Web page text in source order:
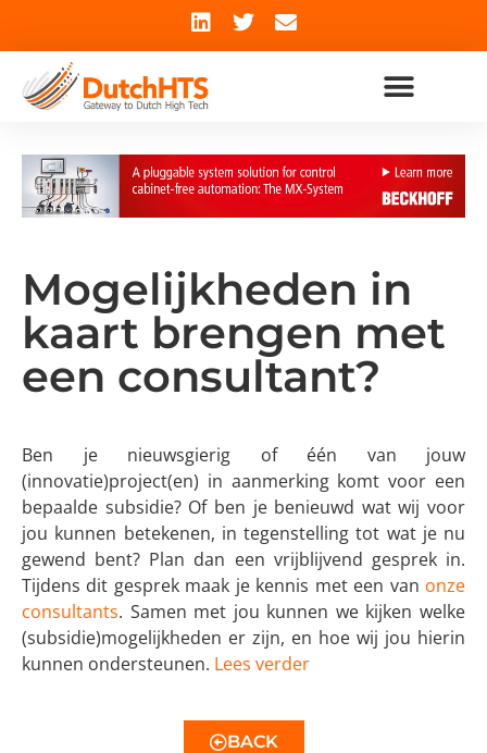
Mogelijkheden in
kaart brengen met
een consultant?
Ben je nieuwsgierig of één van jouw
(innovatie)project(en) in aanmerking komt voor een
bepaalde subsidie? Of ben je benieuwd wat wij voor
jou kunnen betekenen, in tegenstelling tot wat je nu
gewend bent? Plan dan een vrijblijvend gesprek in.
Tijdens dit gesprek maak je kennis met een van onze
consultants. Samen met jou kunnen we kijken welke
(subsidie)mogelijkheden er zijn, en hoe wij jou hierin
kunnen ondersteunen. Lees verder
BACK